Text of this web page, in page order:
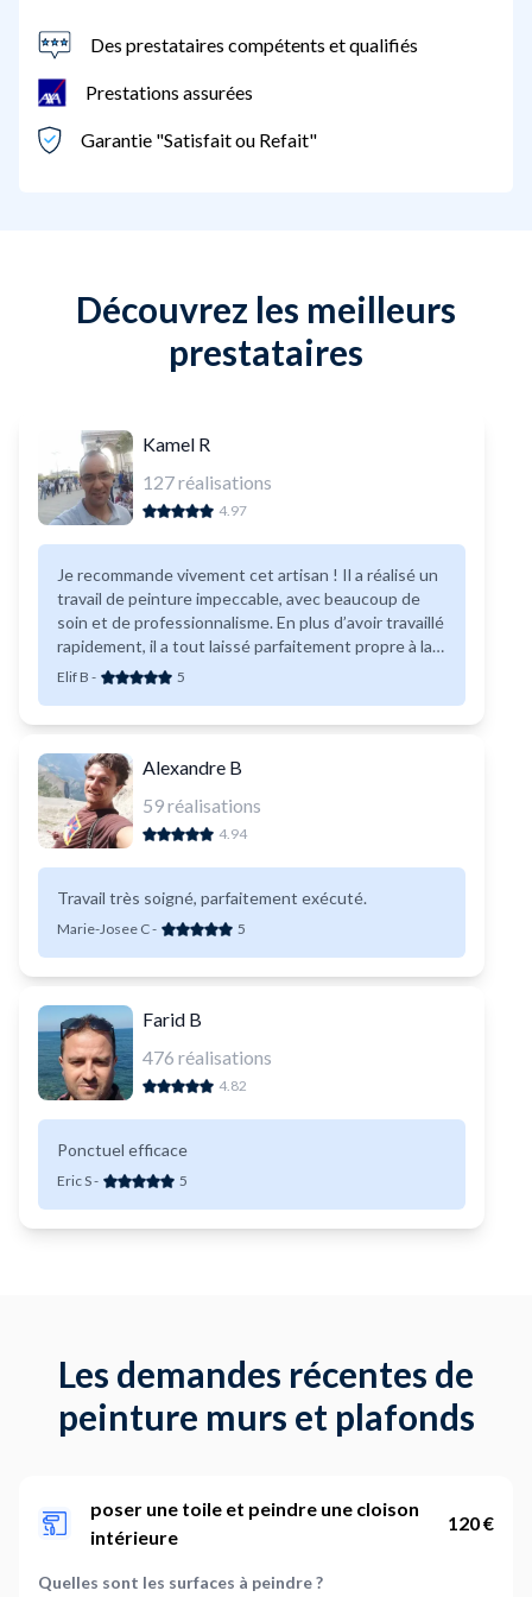
Des prestataires compétents et qualifiés
Prestations assurées
Garantie "Satisfait ou Refait"
Découvrez les meilleurs
prestataires
Kamel R
127réalisations
4.97
Je recommande vivement cet artisan ! Il a réalisé un
travail de peinture impeccable, avec beaucoup de
soin et de professionnalisme. En plus d’avoir travaillé
rapidement, il a tout laissé parfaitement propre à la
fin du chantier, ce qui est très appréciable. Il est
faire. C’est aussi une personne très sympathique,
aimable et arrangeante, toujours à l’écoute et
soucieuse de satisfaire son client. Je suis
entièrement satisfaite du résultat et je n’hésiterai
Elif B - 5
Alexandre B
59réalisations
4.94
Travail très soigné, parfaitement exécuté.
Marie-Josee C- 5
Farid B
476 réalisations
4.82
Ponctuel efficace
Eric S- 5
Les demandes récentes de
peinture murs et plafonds
poser une toile et peindre une cloison
intérieure
120 €
Quelles sont les surfaces à peindre ?